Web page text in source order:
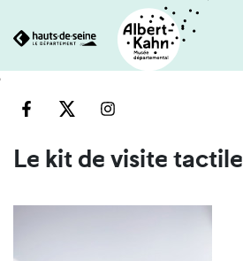
engine
Le kit de visite tactile
Cookies management panel